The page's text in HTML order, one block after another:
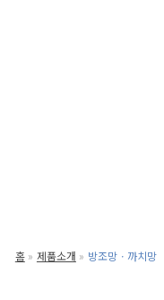
홈 제품소개 방조망ㆍ까치망